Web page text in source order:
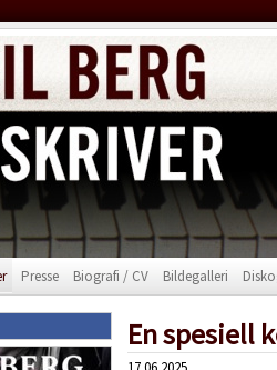
Presse Biografi / CV Bildegalleri
En spesiell